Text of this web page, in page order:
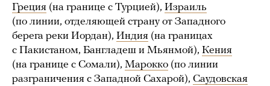
Греция (на границе с Турцией), Израиль
(по линии, отделяющей страну от Западного
берега реки Иордан), Индия (на границах
с Пакистаном, Бангладеш и Мьянмой), Кения
(на границе с Сомали), Марокко (по линии
разграничения с Западной Сахарой), Саудовская